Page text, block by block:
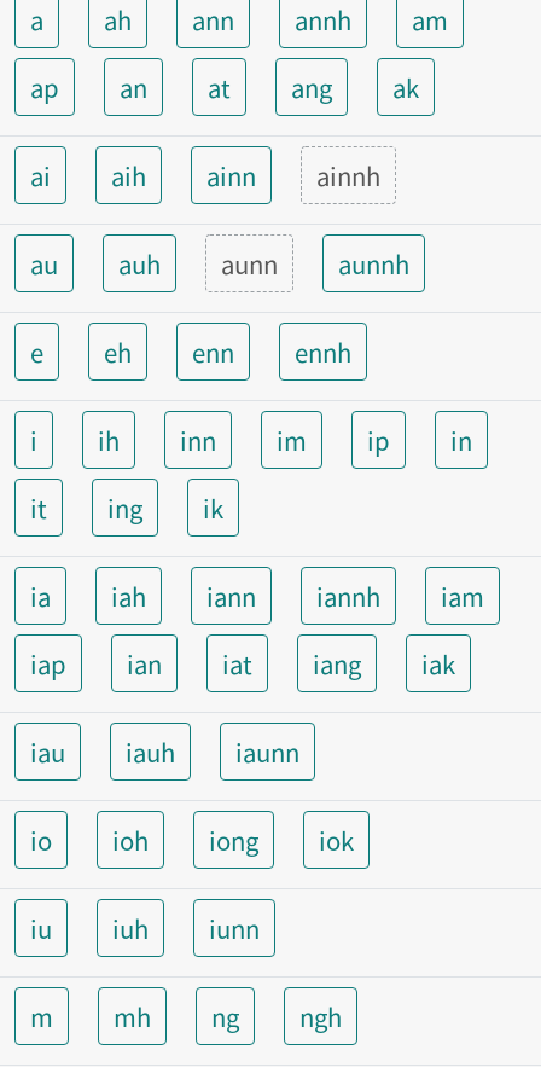
a ah ann annh
am
ap
an at ang ak
ai aih ainn ainnh
au auh aunn aunnh
e eh enn ennh
i ih inn im ip
in
it
ing ik
ia iah iann iannh
iam
iap
ian iat iang iak
iau iauh iaunn
io ioh iong iok
iu iuh iunn
m mh ng ngh